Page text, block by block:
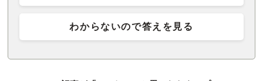
わからないので答えを見る